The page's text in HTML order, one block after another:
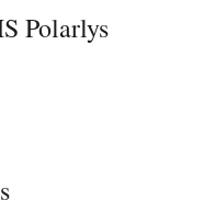
Polarlys